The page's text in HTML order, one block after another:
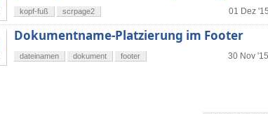
01 Dez
kopf-fuß scrpage2
Dokumentname-Platzierung im Footer
30 Nov
dateinamen dokument footer